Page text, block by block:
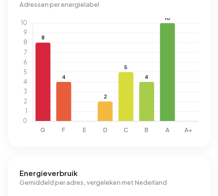
Adressen per energielabel
Energieverbruik
Gemiddeld per adres, vergeleken met Nederland